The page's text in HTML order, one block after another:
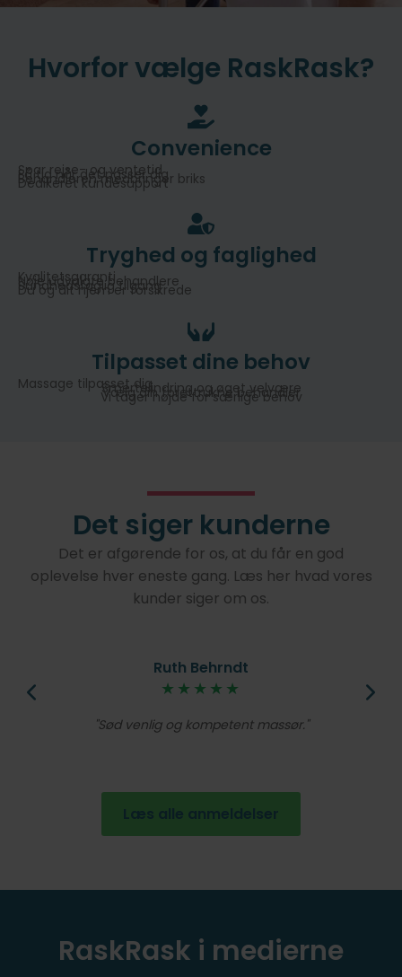
Hvorfor vælge RaskRask?
Convenience
Spar rejse- og ventetid
Få tid når det passer dig
Behandleren medbringer briks
Dedikeret kundesupport
Tryghed og faglighed
Kvalitetsgaranti
Nøje udvalgte behandlere
Sundhedsfaglig tilgang
Du og dit hjem er forsikrede
Tilpasset dine behov
Massage tilpasset digSmertelindring og øget velvære
Vælg din forettrukne behandler
Vi tager højde for særlige behov
Det siger kunderne
Det er afgørende for os, at du får en god
oplevelse hver eneste gang. Læs her hvad vores
kunder siger om os.
Ruth Behrndt
★★★★★
Sød venlig og kompetent massør.
Læs alle anmeldelser
RaskRask i medierne